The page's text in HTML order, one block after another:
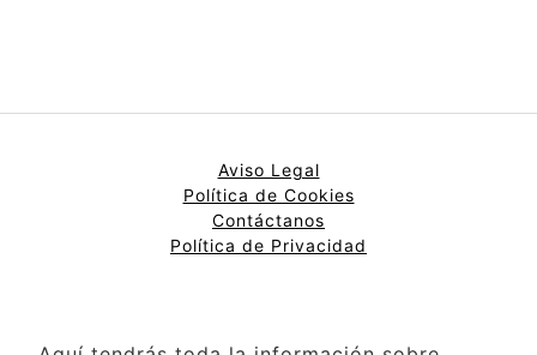
Aviso Legal
Política de Cookies
Contáctanos
Política de Privacidad